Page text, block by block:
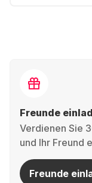
Freunde
Verdienen Sie
und Ihr Freund
Freunde